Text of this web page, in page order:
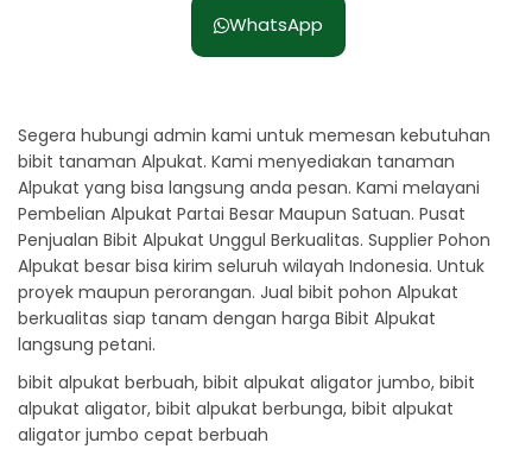
WhatsApp
Segera hubungi admin kami untuk memesan kebutuhan
bibit tanaman Alpukat. Kami menyediakan tanaman
Alpukat yang bisa langsung anda pesan. Kami melayani
Pembelian Alpukat Partai Besar Maupun Satuan. Pusat
Penjualan Bibit Alpukat Unggul Berkualitas. Supplier Pohon
Alpukat besar bisa kirim seluruh wilayah Indonesia. Untuk
proyek maupun perorangan. Jual bibit pohon Alpukat
berkualitas siap tanam dengan harga Bibit Alpukat
langsung petani.
bibit alpukat berbuah, bibit alpukat aligator jumbo, bibit
alpukat aligator, bibit alpukat berbunga, bibit alpukat
aligator jumbo cepat berbuah